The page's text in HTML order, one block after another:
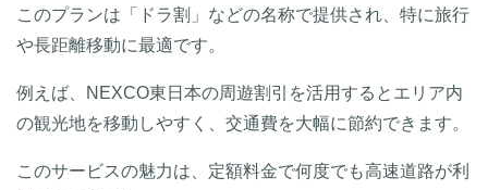
このプランは「ドラ割」などの名称で提供され、特に旅行
や長距離移動に最適です。
例えば、NEXCO東日本の周遊割引を活用するとエリア内
の観光地を移動しやすく、交通費を大幅に節約できます。
このサービスの魅力は、定額料金で何度でも高速道路が利